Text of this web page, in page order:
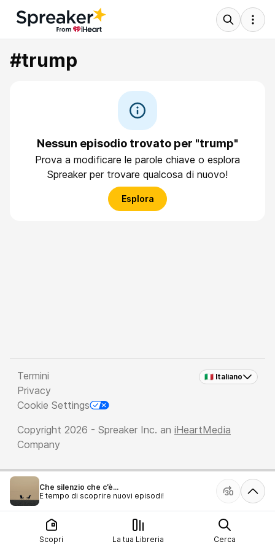
#trump
Nessun episodio trovato per "trump"
Prova a modificare le parole chiave o esplora
Spreaker per trovare qualcosa di nuovo!
Esplora
🇮🇹 Italiano
Termini
Privacy
Cookie Settings
Copyright 2026 - Spreaker Inc. an iHeartMedia
Company
Che silenzio che c’è...
È tempo di scoprire nuovi episodi!
Scopri La tua Libreria Cerca